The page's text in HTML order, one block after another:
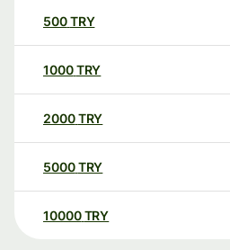
500TRY
1000TRY
2000TRY
5000TRY
10000 TRY